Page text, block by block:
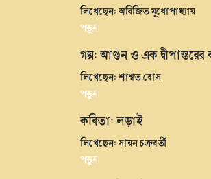
লিখেছেন: অরিজিত মুখোপাধ্যায়
পড়ুন
গল্প: আগুন ও এক দ্বীপান্তরের
লিখেছেন: শাশ্বত বোস
পড়ুন
কবিতা: লড়াই
লিখেছেন: সায়ন চক্রবর্তী
পড়ুন